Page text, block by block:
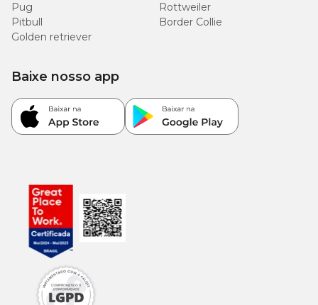
Pug
Rottweiler
Pitbull
Border Collie
Golden retriever
Baixe nosso app